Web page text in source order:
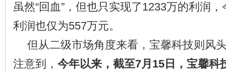
虽然“回血”，但也只实现了1233万的利润
利润也仅为557万元。
但从二级市场角度来看，宝馨科技则风
注意到， 今年以来，截至7月15日，宝馨科